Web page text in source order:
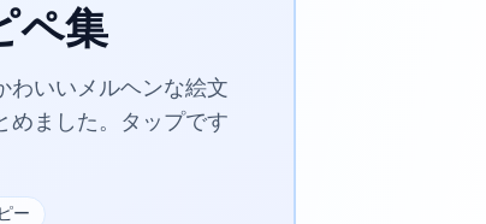
ペ集
わいいメルヘンな絵文
めました。タップです
ー